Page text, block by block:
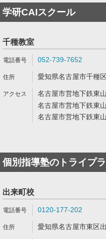
学研CAIスクール
千種教室
052-739-7652
愛知県名古屋市千種
名古屋市営地下鉄東
名古屋市営地下鉄東
名古屋市営地下鉄東
個別指導塾のトライプ
出来町校
0120-177-202
愛知県名古屋市東区